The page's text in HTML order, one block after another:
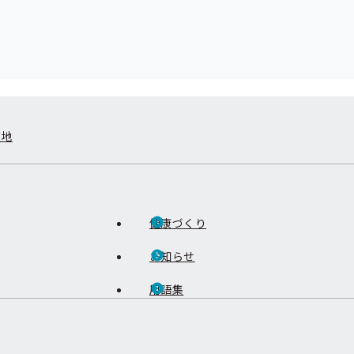
健康づくり
お知らせ
用語集